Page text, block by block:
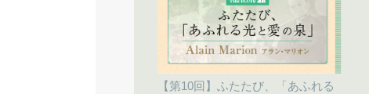
【第10回】ふたたび、「あふれる